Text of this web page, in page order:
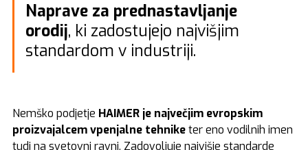
Naprave za prednastavljanje
orodij, ki zadostujejo najvišjim
standardom v industriji.
Nemško podjetje HAIMER je največjim evropskim
proizvajalcem vpenjalne tehniketereno vodilnih imen
tudi na svetovni ravni. Zadovoljuje najvišje standarde